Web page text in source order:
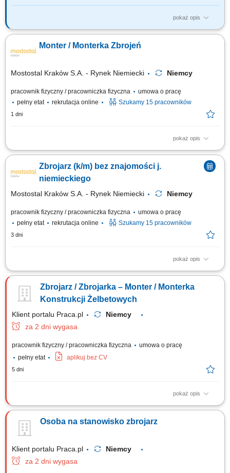
pokaż opis
Twój zakres obowiązków: Udział w produkcji prefabrykatów betonowych;
prac betonowych zgodnie z wytycznymi; Pomoc przy budowie szalunków
i zbrojeniu; Zapewnienie standardów jakości i bezpieczeństwa pracy;
Monter / Monterka Zbrojeń
Mostostal Kraków S.A. - Rynek Niemiecki Niemcy
pracownik fizyczny / pracowniczka fizyczna
umowa o pracę
pełny etat
rekrutacja online Szukamy 15 pracowników
1 dni
pokaż opis
Opis stanowiska: Wykonywanie zbrojeń poprzez wiązanie elementów
zbrojeniowych zgodnie z dokumentacją techniczną. Kontrola jakości
wykonywanych elementów. Praca na hali produkcyjnej przy wytwarzaniu
Zbrojarz (k/m) bez znajomości j.
niemieckiego
Mostostal Kraków S.A. - Rynek Niemiecki Niemcy
pracownik fizyczny / pracowniczka fizyczna
umowa o pracę
pełny etat
rekrutacja online Szukamy 15 pracowników
3 dni
pokaż opis
Zakres obowiązków Wiązanie zbrojenia cęgami;
Zbrojarz / Zbrojarka – Monter / Monterka
Konstrukcji Żelbetowych
Klient portalu Praca.pl
Niemcy
za 2 dni wygasa
pracownik fizyczny / pracowniczka fizyczna
umowa o pracę
pełny etat
aplikuj bez CV
5 dni
pokaż opis
Układanie elementów ze stali zbrojeniowej w formach i deskowaniach
ciesielskich, w tym przy montażu i demontażu struktur drewnianych oraz
szalunków. Prowadzenie robót betoniarskich przy wznoszeniu obiektów
Osoba na stanowisko zbrojarz
Klient portalu Praca.pl
Niemcy
za 2 dni wygasa